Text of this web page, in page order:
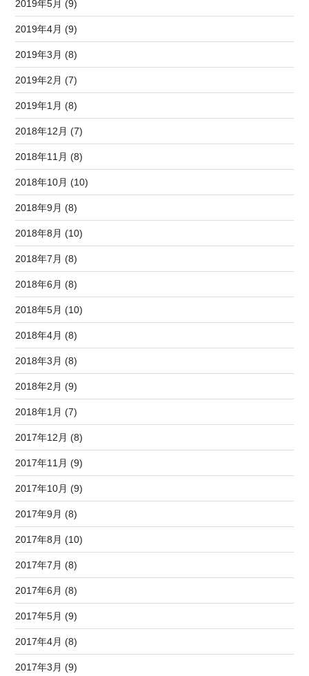
2019年5月 (9)
2019年4月 (9)
2019年3月 (8)
2019年2月 (7)
2019年1月 (8)
2018年12月 (7)
2018年11月 (8)
2018年10月 (10)
2018年9月 (8)
2018年8月 (10)
2018年7月 (8)
2018年6月 (8)
2018年5月 (10)
2018年4月 (8)
2018年3月 (8)
2018年2月 (9)
2018年1月 (7)
2017年12月 (8)
2017年11月 (9)
2017年10月 (9)
2017年9月 (8)
2017年8月 (10)
2017年7月 (8)
2017年6月 (8)
2017年5月 (9)
2017年4月 (8)
2017年3月 (9)